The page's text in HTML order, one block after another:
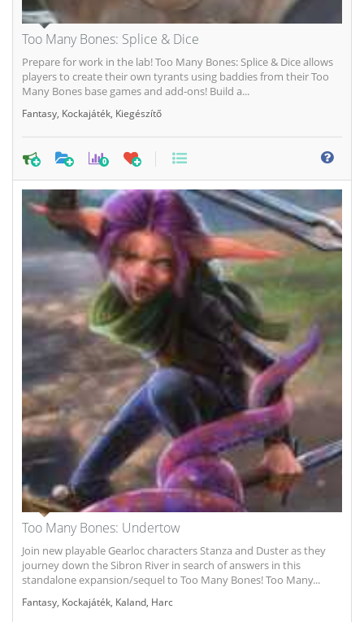
Too Many Bones: Splice & Dice
Prepare for work in the lab! Too Many Bones: Splice & Dice allows
players to create their own tyrants using baddies from their Too
Many Bones base games and add-ons! Build a...
Fantasy Kockajáték Kiegészítő
0
Too Many Bones: Undertow
Join new playable Gearloc characters Stanza and Duster as they
journey down the Sibron River in search of answers in this
standalone expansion/sequel to Too Many Bones! Too Many...
Fantasy Kockajáték Kaland Harc